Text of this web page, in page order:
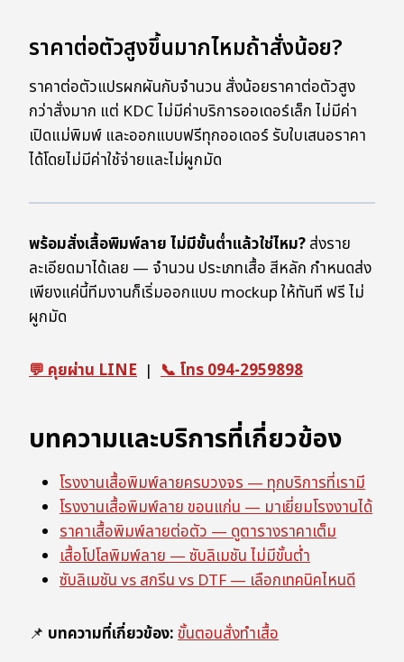
ราคาต่อตัวสูงขึ้นมากไหมถ้าสั่งน้อย?
ราคาต่อตัวแปรผกผันกับจำนวน สั่งน้อยราคาต่อตัวสูง
กว่าสั่งมาก แต่ KDC ไม่มีค่าบริการออเดอร์เล็ก ไม่มีค่า
เปิดแม่พิมพ์ และออกแบบฟรีทุกออเดอร์ รับใบเสนอราคา
ได้โดยไม่มีค่าใช้จ่ายและไม่ผูกมัด
พร้อมสั่งเสื้อพิมพ์ลาย ไม่มีขั้นต่ำแล้วใช่ไหม?ส่งราย
ละเอียดมาได้เลย — จำนวน ประเภทเสื้อ สีหลัก กำหนดส่ง
เพียงแค่นี้ทีมงานก็เริ่มออกแบบ mockup ให้ทันที ฟรี ไม่
ผูกมัด
💬 คุยผ่าน LINE | 📞 โทร 094-2959898
บทความและบริการที่เกี่ยวข้อง
โรงงานเสื้อพิมพ์ลายครบวงจร — ทุกบริการที่เรามี
โรงงานเสื้อพิมพ์ลาย ขอนแก่น — มาเยี่ยมโรงงานได้
ราคาเสื้อพิมพ์ลายต่อตัว — ดูตารางราคาเต็ม
เสื้อโปโลพิมพ์ลาย — ซับลิเมชัน ไม่มีขั้นต่ำ
ซับลิเมชัน vs สกรีน vs DTF — เลือกเทคนิคไหนดี
📌 บทความที่เกี่ยวข้อง:ขั้นตอนสั่งทำเสื้อ